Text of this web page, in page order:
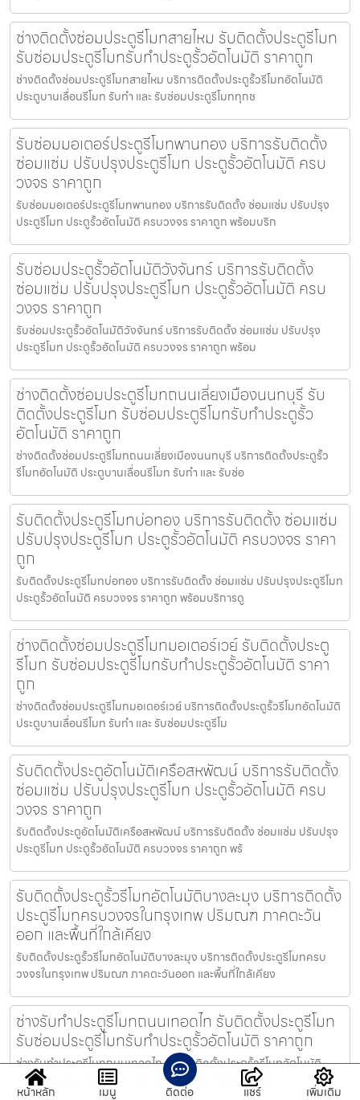
ช่างติดตั้งซ่อมประตูรีโมทสายไหม รับติดตั้งประตูรีโมท
รับซ่อมประตูรีโมทรับทำประตูรั้วอัตโนมัติ ราคาถูก
ช่างติดตั้งซ่อมประตูรีโมทสายไหม บริการติดตั้งประตูรั้วรีโมทอัตโนมัติ
ประตูบานเลื่อนรีโมท รับทำ และ รับซ่อมประตูรีโมททุกช
รับซ่อมมอเตอร์ประตูรีโมทพานทอง บริการรับติดตั้ง
ซ่อมแซ่ม ปรับปรุงประตูรีโมท ประตูรั้วอัตโนมัติ ครบ
วงจร ราคาถูก
รับซ่อมมอเตอร์ประตูรีโมทพานทอง บริการรับติดตั้ง ซ่อมแซ่ม ปรับปรุง
ประตูรีโมท ประตูรั้วอัตโนมัติ ครบวงจร ราคาถูก พร้อมบริก
รับซ่อมประตูรั้วอัตโนมัติวังจันทร์ บริการรับติดตั้ง
ซ่อมแซ่ม ปรับปรุงประตูรีโมท ประตูรั้วอัตโนมัติ ครบ
วงจร ราคาถูก
รับซ่อมประตูรั้วอัตโนมัติวังจันทร์ บริการรับติดตั้ง ซ่อมแซ่ม ปรับปรุง
ประตูรีโมท ประตูรั้วอัตโนมัติ ครบวงจร ราคาถูก พร้อม
ช่างติดตั้งซ่อมประตูรีโมทถนนเลี่ยงเมืองนนทบุรี รับ
ติดตั้งประตูรีโมท รับซ่อมประตูรีโมทรับทำประตูรั้ว
อัตโนมัติ ราคาถูก
ช่างติดตั้งซ่อมประตูรีโมทถนนเลี่ยงเมืองนนทบุรี บริการติดตั้งประตูรั้ว
รีโมทอัตโนมัติ ประตูบานเลื่อนรีโมท รับทำ และ รับซ่อ
รับติดตั้งประตูรีโมทบ่อทอง บริการรับติดตั้ง ซ่อมแซ่ม
ปรับปรุงประตูรีโมท ประตูรั้วอัตโนมัติ ครบวงจร ราคา
ถูก
รับติดตั้งประตูรีโมทบ่อทอง บริการรับติดตั้ง ซ่อมแซ่ม ปรับปรุงประตูรีโมท
ประตูรั้วอัตโนมัติ ครบวงจร ราคาถูก พร้อมบริการดู
ช่างติดตั้งซ่อมประตูรีโมทมอเตอร์เวย์ รับติดตั้งประตู
รีโมท รับซ่อมประตูรีโมทรับทำประตูรั้วอัตโนมัติ ราคา
ถูก
ช่างติดตั้งซ่อมประตูรีโมทมอเตอร์เวย์ บริการติดตั้งประตูรั้วรีโมทอัตโนมัติ
ประตูบานเลื่อนรีโมท รับทำ และ รับซ่อมประตูรีโม
รับติดตั้งประตูอัตโนมัติเครือสหพัฒน์ บริการรับติดตั้ง
ซ่อมแซ่ม ปรับปรุงประตูรีโมท ประตูรั้วอัตโนมัติ ครบ
วงจร ราคาถูก
รับติดตั้งประตูอัตโนมัติเครือสหพัฒน์ บริการรับติดตั้ง ซ่อมแซ่ม ปรับปรุง
ประตูรีโมท ประตูรั้วอัตโนมัติ ครบวงจร ราคาถูก พร้
รับติดตั้งประตูรั้วรีโมทอัตโนมัติบางละมุง บริการติดตั้ง
ประตูรีโมทครบวงจรในกรุงเทพ ปริมณฑ ภาคตะวัน
ออก และพื้นที่ใกล้เคียง
รับติดตั้งประตูรั้วรีโมทอัตโนมัติบางละมุง บริการติดตั้งประตูรีโมทครบ
วงจรในกรุงเทพ ปริมณฑ ภาคตะวันออก และพื้นที่ใกล้เคียง
ช่างรับทำประตูรีโมทถนนเทอดไท รับติดตั้งประตูรีโมท
รับซ่อมประตูรีโมทรับทำประตูรั้วอัตโนมัติ ราคาถูก
ช่างรับทำประตูรีโมทถนนเทอดไท บริการติดตั้งประตูรั้วรีโมทอัตโนมัติ
ประตูบานเลื่อนรีโมท รับทำ และ รับซ่อมประตูรีโมททุกชนิด
หน้าหลัก เมนู ติดต่อ แชร์ เพิ่มเติม